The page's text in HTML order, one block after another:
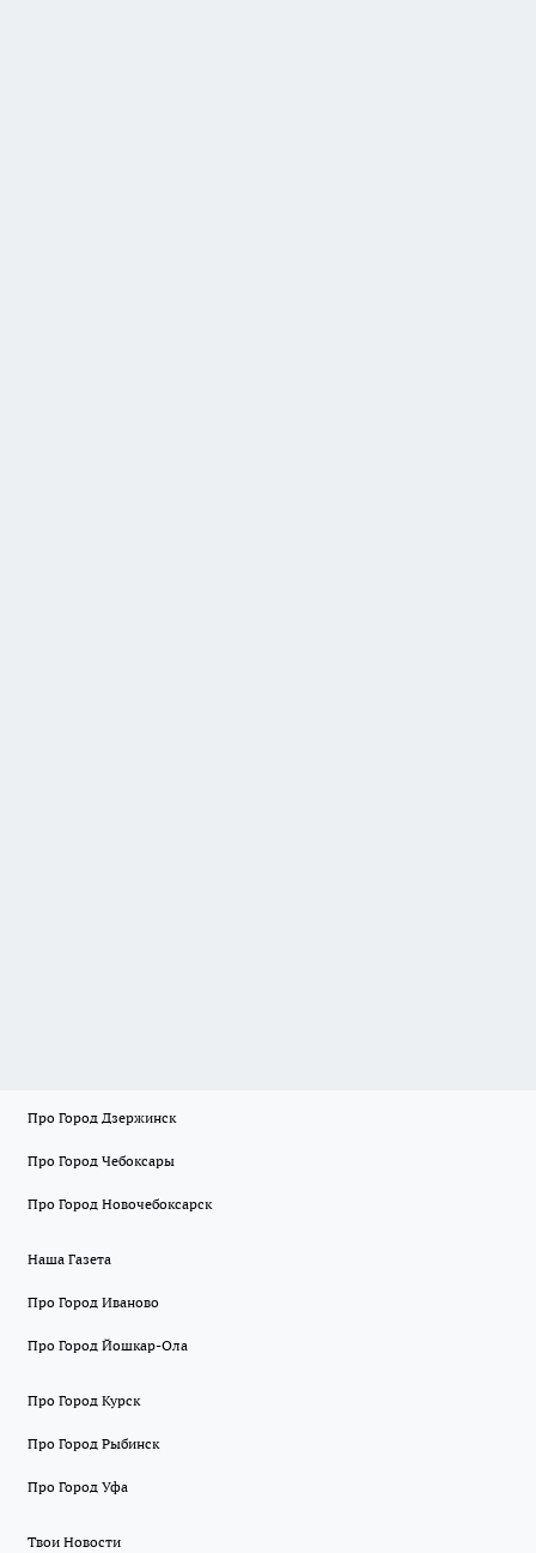
Про Город Дзержинск
Про Город Чебоксары
Про Город Новочебоксарск
Наша Газета
Про Город Иваново
Про Город Йошкар-Ола
Про Город Курск
Про Город Рыбинск
Про Город Уфа
Твои Новости